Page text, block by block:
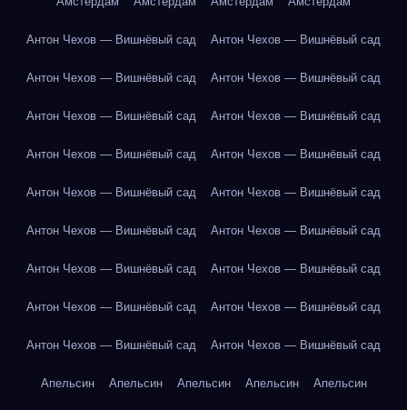
Антон Чехов — Вишнёвый сад Антон Чехов — Вишнёвый сад
Антон Чехов — Вишнёвый сад Антон Чехов — Вишнёвый сад
Антон Чехов — Вишнёвый сад Антон Чехов — Вишнёвый сад
Антон Чехов — Вишнёвый сад Антон Чехов — Вишнёвый сад
Антон Чехов — Вишнёвый сад Антон Чехов — Вишнёвый сад
Антон Чехов — Вишнёвый сад Антон Чехов — Вишнёвый сад
Антон Чехов — Вишнёвый сад Антон Чехов — Вишнёвый сад
Антон Чехов — Вишнёвый сад Антон Чехов — Вишнёвый сад
Антон Чехов — Вишнёвый сад Антон Чехов — Вишнёвый сад
Апельсин Апельсин Апельсин Апельсин Апельсин